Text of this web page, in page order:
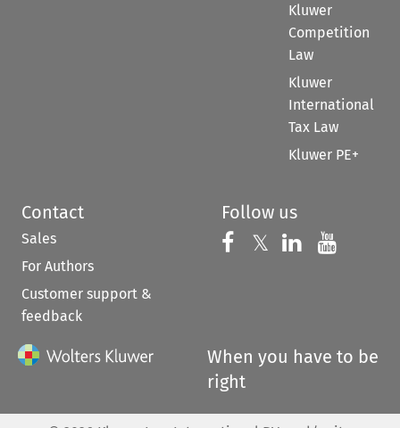
Kluwer
Competition
Law
Kluwer
International
Tax Law
Kluwer PE+
Contact
Sales
For Authors
Customer support &
feedback
Follow us
Follow us on
𝕏 Follow us on
Follow us
When you have to be
right